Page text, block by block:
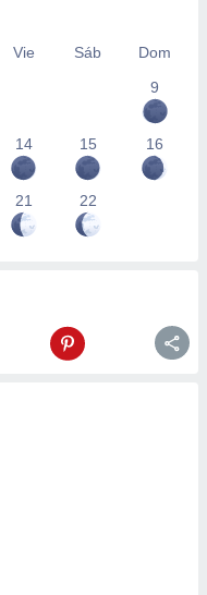
Vie Sáb
Dom
9
14 15 16
21 22